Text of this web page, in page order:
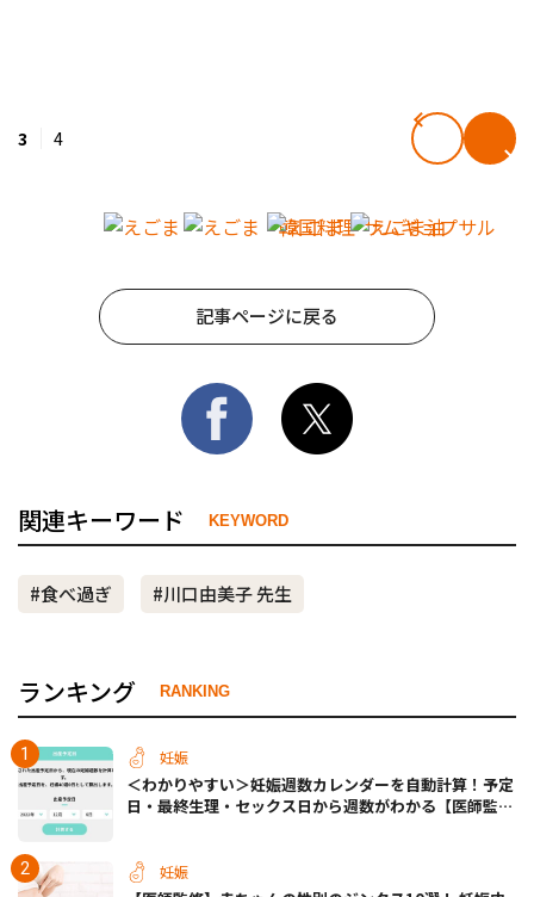
3 4
記事ページに戻る
関連キーワード KEYWORD
#食べ過ぎ #川口由美子 先生
ランキング RANKING
妊娠
＜わかりやすい＞妊娠週数カレンダーを自動計算！予定
日・最終生理・セックス日から週数がわかる【医師監
妊娠